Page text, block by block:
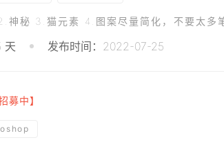
神秘 3.猫元素 4.图案尽量简化，不要太多
天 发布时间：2022-07-25
招募中】